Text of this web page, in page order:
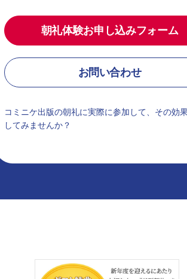
朝礼体験お申し込みフォーム
お問い合わせ
コミニケ出版の朝礼に実際に参加して、その効
してみませんか？